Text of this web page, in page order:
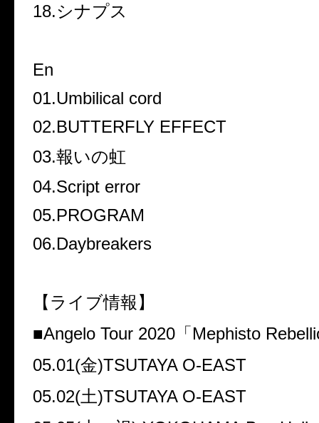
18.シナプス
En
01.Umbilical cord
02.BUTTERFLY EFFECT
03.報いの虹
04.Script error
05.PROGRAM
06.Daybreakers
【ライブ情報】
■Angelo Tour 2020「Mephisto
05.01(金)TSUTAYA O-EAST
05.02(土)TSUTAYA O-EAST